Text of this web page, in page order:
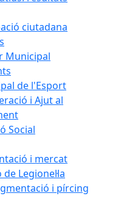
ciutadana
Municipal
de l'Esport
i Ajut al
Social
i mercat
Legionel·la
i pírcing